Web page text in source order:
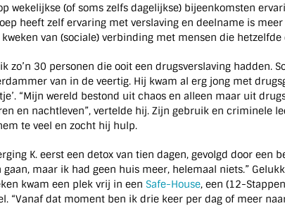
wekelijkse (of soms zelfs dagelijkse) bijeenkomsten
heeft zelf ervaring met verslaving en deelname is
van (sociale) verbinding met mensen die
zo’n 30 personen die ooit een drugsverslaving hadden.
van in de veertig. Hij kwam al erg jong met
“Mijn wereld bestond uit chaos en alleen maar uit
en nachtleven”, vertelde hij. Zijn gebruik en criminele
te veel en zocht hij hulp.
K. eerst een detox van tien dagen, gevolgd door een
gaan, maar ik had geen huis meer, helemaal niets.”
kwam een plek vrij in een Safe-House, een (12-
“Vanaf dat moment ben ik drie keer per dag of meer